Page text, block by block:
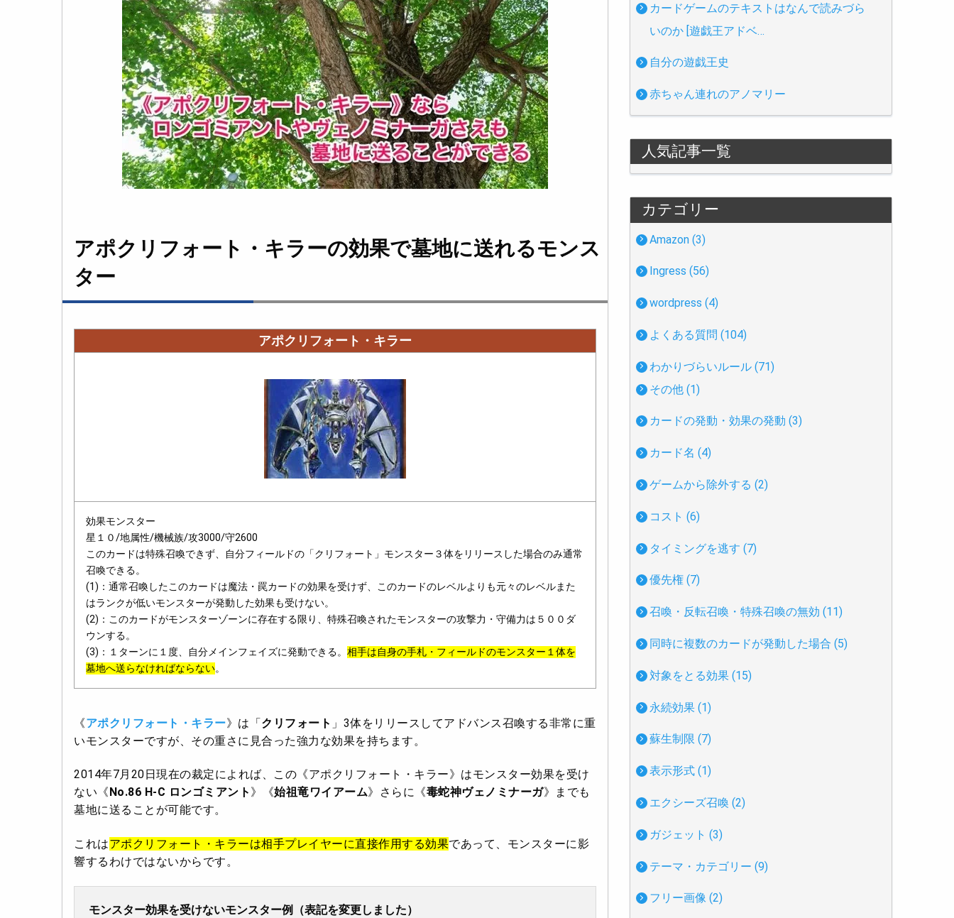
アポクリフォート・キラーの効果で墓地に送れるモンス
ター
アポクリフォート・キラー
効果モンスター
星１０/地属性/機械族/攻3000/守2600
このカードは特殊召喚できず、自分フィールドの「クリフォート」モンスター３体をリリースした場合のみ通常
召喚できる。
(1)：通常召喚したこのカードは魔法・罠カードの効果を受けず、このカードのレベルよりも元々のレベルまた
はランクが低いモンスターが発動した効果も受けない。
(2)：このカードがモンスターゾーンに存在する限り、特殊召喚されたモンスターの攻撃力・守備力は５００ダ
ウンする。
(3)：１ターンに１度、自分メインフェイズに発動できる。 相手は自身の手札・フィールドのモンスター１体を
墓地へ送らなければならない。
《アポクリフォート・キラー》は「クリフォート 」3体をリリースしてアドバンス召喚する非常に重
いモンスターですが、その重さに見合った強力な効果を持ちます。
2014年7月20日現在の裁定によれば、この《アポクリフォート・キラー》はモンスター効果を受け
ない《 No.86 H-C ロンゴミアント 》《始祖竜ワイアーム》さらに《毒蛇神ヴェノミナーガ》までも
墓地に送ることが可能です。
これはアポクリフォート・キラーは相手プレイヤーに直接作用する効果であって、モンスターに影
響するわけではないからです。
モンスター効果を受けないモンスター例（表記を変更しました）
カードゲームのテキストはなんで読みづら
いのか [遊戯王アドベ…
自分の遊戯王史
赤ちゃん連れのアノマリー
人気記事一覧
カテゴリー
Amazon (3)
Ingress (56)
wordpress (4)
よくある質問 (104)
わかりづらいルール (71)
その他 (1)
カードの発動・効果の発動 (3)
カード名 (4)
ゲームから除外する (2)
コスト (6)
タイミングを逃す (7)
優先権 (7)
召喚・反転召喚・特殊召喚の無効 (11)
同時に複数のカードが発動した場合 (5)
対象をとる効果 (15)
永続効果 (1)
蘇生制限 (7)
表示形式 (1)
エクシーズ召喚 (2)
ガジェット (3)
テーマ・カテゴリー (9)
フリー画像 (2)